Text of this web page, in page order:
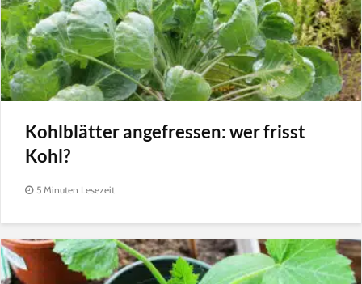
Kohlblätter angefressen: wer frisst
Kohl?
5 Minuten Lesezeit